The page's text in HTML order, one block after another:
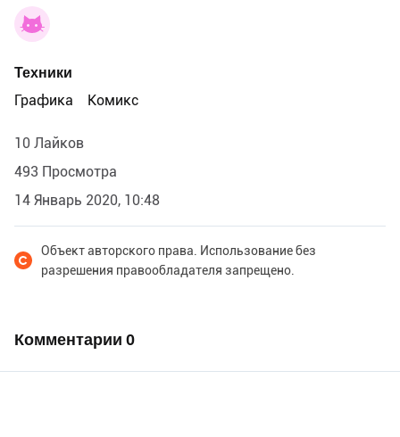
Техники
Графика
Комикс
10 Лайков
493 Просмотра
14 Январь 2020, 10:48
Объект авторского права. Использование без
разрешения правообладателя запрещено.
Комментарии 0